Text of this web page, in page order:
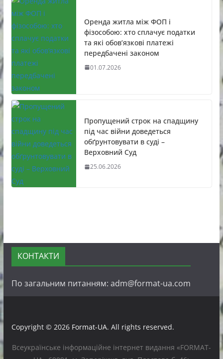
Оренда житла між ФОП і
фізособою: хто сплачує податки
та які обов’язкові платежі
передбачені законом
01.07.2026
Пропущений строк на спадщину
під час війни доведеться
обґрунтовувати в суді –
Верховний Суд
25.06.2026
КОНТАКТИ
По загальним питанням: adm@format-ua.com
Copyright © 2026 Format-UA. All rights reserved.
Всеукраїнське інформаційне інтернет видання «FORMAT-